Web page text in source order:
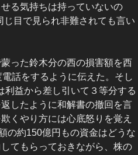
る気持ちは持っていないの
目で見られ非難されても言い
った鈴木分の西の損害額を西
話をするように伝えた。そし
益から差し引いて３等分する
したように和解書の撤回を言
くやり方には心底怒りを覚え
の約150億円もの資金はどうな
てもらっておきながら、株の